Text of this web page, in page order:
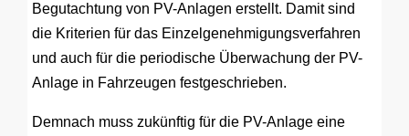
Begutachtung von PV-Anlagen erstellt. Damit sind
die Kriterien für das Einzelgenehmigungsverfahren
und auch für die periodische Überwachung der PV-
Anlage in Fahrzeugen festgeschrieben.
Demnach muss zukünftig für die PV-Anlage eine